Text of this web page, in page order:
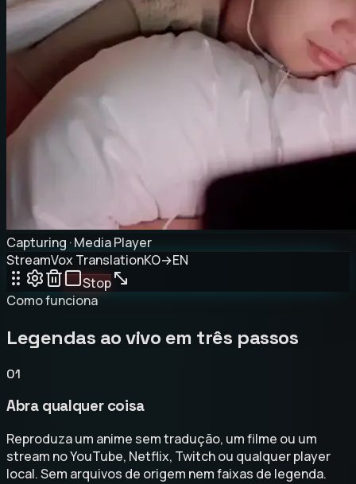
Capturing · Media Player
StreamVox TranslationKO→EN
Stop
Como funciona
Legendas ao vivo em três passos
01
Abra qualquer coisa
Reproduza um anime sem tradução, um filme ou um
stream no YouTube, Netflix, Twitch ou qualquer player
local. Sem arquivos de origem nem faixas de legenda.